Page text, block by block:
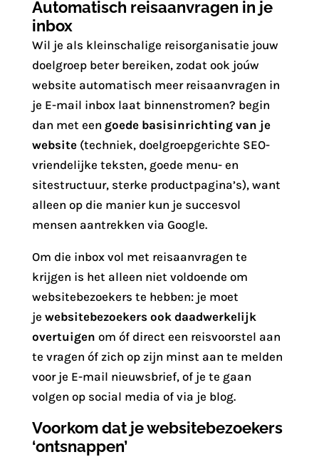
Automatisch reisaanvragen in je
inbox
Wil je als kleinschalige reisorganisatie jouw
doelgroep beter bereiken, zodat ook joúw
website automatisch meer reisaanvragen in
je E-mail inbox laat binnenstromen? begin
dan met een goede basisinrichting van je
website(techniek, doelgroepgerichte SEO-
vriendelijke teksten, goede menu- en
sitestructuur, sterke productpagina’s), want
alleen op die manier kun je succesvol
mensen aantrekken via Google.
Om die inbox vol met reisaanvragen te
krijgen is het alleen niet voldoende om
websitebezoekers te hebben: je moet
je websitebezoekers ook daadwerkelijk
overtuigen om óf direct een reisvoorstel aan
te vragen óf zich op zijn minst aan te melden
voor je E-mail nieuwsbrief, of je te gaan
volgen op social media of via je blog.
Voorkom dat je websitebezoekers
‘ontsnappen’